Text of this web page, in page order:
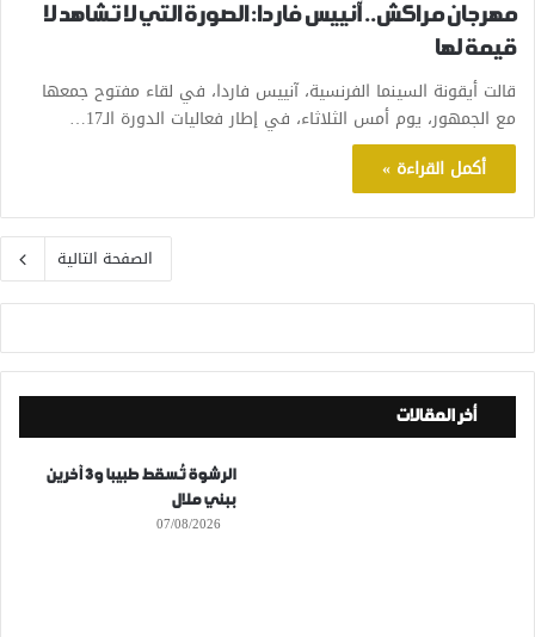
مهرجان مراكش.. آنييس فاردا: الصورة التي لا تشاهد لا
قيمة لها
قالت أيقونة السينما الفرنسية، آنييس فاردا، في لقاء مفتوح جمعها
مع الجمهور، يوم أمس الثلاثاء، في إطار فعاليات الدورة الـ17…
أكمل القراءة »
الصفحة التالية
أخر المقالات
الرشوة تُسقط طبيبا و3 آخرين
ببني ملال
07/08/2026